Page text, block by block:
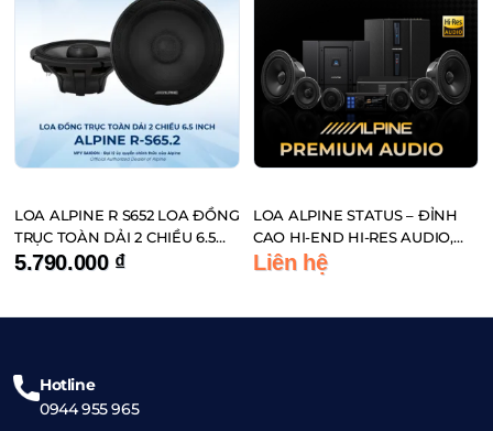
LOA ALPINE R S652 LOA ĐỒNG
TRỤC TOÀN DẢI 2 CHIỀU 6.5
INCH
5.790.000 ₫
LOA ALPINE STATUS – ĐỈNH
CAO HI-END HI-RES AUDIO,
CHUẨN PHÒNG THU TRÊN XE
Liên hệ
Hotline
0944 955 965